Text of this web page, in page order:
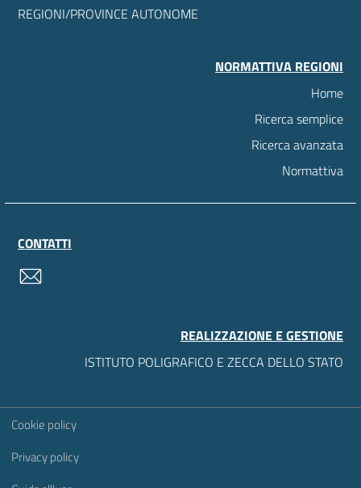
REGIONI/PROVINCE AUTONOME
NORMATTIVA REGIONI
Home
Ricerca semplice
Ricerca avanzata
Normattiva
CONTATTI
REALIZZAZIONE E GESTIONE
ISTITUTO POLIGRAFICO E ZECCA DELLO STATO
Sezione Link Utili
Cookie policy
Privacy policy